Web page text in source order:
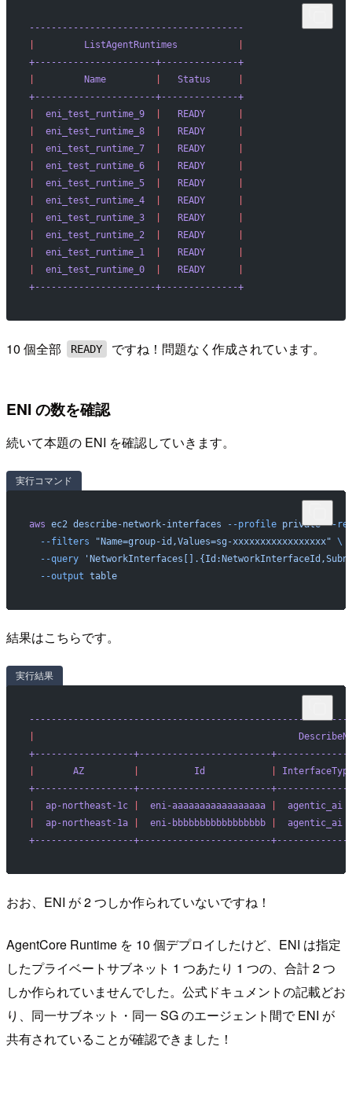
---------------------------------------
         ListAgentRuntimes
+----------------------+--------------+
         Name
         |
   Status
+----------------------+--------------+
  eni_test_runtime_9
  |
   READY
      |
  eni_test_runtime_8
  |
   READY
      |
  eni_test_runtime_7
  |
   READY
      |
  eni_test_runtime_6
  |
   READY
      |
  eni_test_runtime_5
  |
   READY
      |
  eni_test_runtime_4
  |
   READY
      |
  eni_test_runtime_3
  |
   READY
      |
  eni_test_runtime_2
  |
   READY
      |
  eni_test_runtime_1
  |
   READY
      |
  eni_test_runtime_0
  |
   READY
      |
+----------------------+--------------+
10 個全部 READY ですね！問題なく作成されています。
ENI の数を確認
続いて本題の ENI を確認していきます。
実行コマンド
aws ec2 describe-network-interfaces --profile private --
  --filters
"Name=group-id,Values=sg-xxxxxxxxxxxxxxxxx" \
  --query
  --output
table
結果はこちらです。
実行結果
+------------------+------------------------
       AZ
         |
          Id
+------------------+------------------------
  ap-northeast-1c
|
  eni-aaaaaaaaaaaaaaaaa
|
  agentic_ai
  ap-northeast-1a
|
  eni-bbbbbbbbbbbbbbbbb
|
  agentic_ai
+------------------+------------------------
おお、ENI が 2 つしか作られていないですね！
AgentCore Runtime を 10 個デプロイしたけど、ENI は指定
したプライベートサブネット 1 つあたり 1 つの、合計 2 つ
しか作られていませんでした。公式ドキュメントの記載どお
り、同一サブネット・同一 SG のエージェント間で ENI が
共有されていることが確認できました！